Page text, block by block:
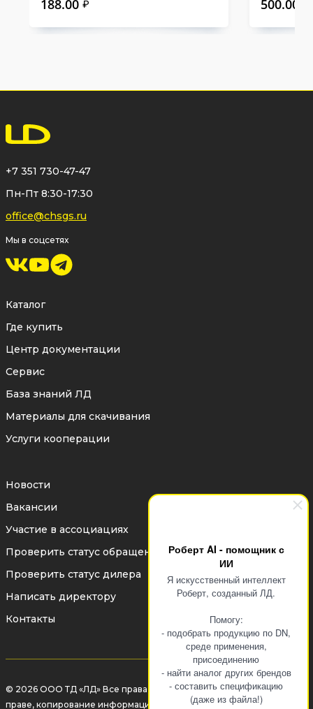
Роберт AI - помощник с
ИИ
Я искусственный интеллект
Роберт, созданный ЛД.
Помогу:
- подобрать продукцию по DN,
среде применения,
присоединению
- найти аналог других брендов
- составить спецификацию
(даже из файла!)
188.00 ₽ 500.00
+7 351 730-47-47
Пн-Пт 8:30-17:30
office@chsgs.ru
Мы в соцсетях
Каталог
Где купить
Центр документации
Сервис
База знаний ЛД
Материалы для скачивания
Услуги кооперации
Новости
Вакансии
Участие в ассоциациях
Проверить статус обращения
Проверить статус дилера
Написать директору
Контакты
© 2026 ООО ТД «ЛД» Все права защищены законом об авторском
праве, копирование информации без разрешения